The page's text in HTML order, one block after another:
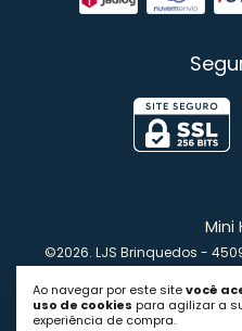
Ao navegar por este sitevocê
uso de cookies para agilizar a
experiência de compra.
Mini
©2026. LJS Brinquedos -